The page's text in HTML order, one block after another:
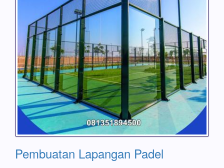
Pembuatan Lapangan Padel